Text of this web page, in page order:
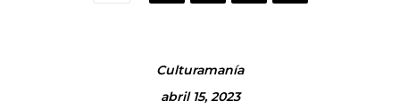
Culturamanía
abril 15, 2023